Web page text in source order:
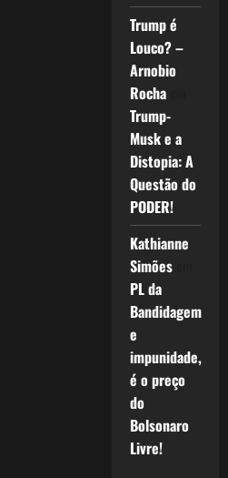
Trump é
Louco? –
Arnobio
Rochaem
Trump-
Musk e a
Distopia: A
Questão do
PODER!
Kathianne
Simõesem
PL da
Bandidagem
e
impunidade,
é o preço
do
Bolsonaro
Livre!